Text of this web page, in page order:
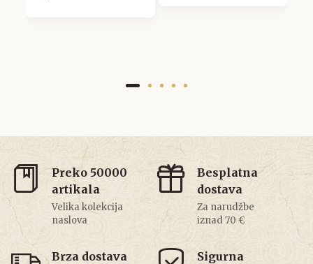
Preko 50000
artikala
Velika kolekcija
naslova
Besplatna
dostava
Za narudžbe
iznad 70 €
Brza dostava
Sigurna